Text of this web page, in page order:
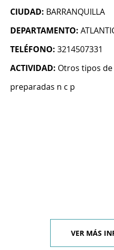
CIUDAD: BARRANQUILLA
DEPARTAMENTO:
TELÉFONO: 3214507331
ACTIVIDAD: Otros tipos
preparadas n c p
VER MÁS